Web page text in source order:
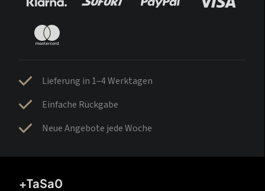
Lieferung in 1–4 Werktagen
Einfache Rückgabe
Neue Angebote jede Woche
+TaSa0